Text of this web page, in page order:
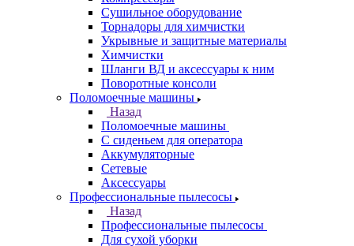
Сушильное оборудование
Торнадоры для химчистки
Укрывные и защитные материалы
Химчистки
Шланги ВД и аксессуары к ним
Поворотные консоли
Поломоечные машины
Назад
Поломоечные машины
С сиденьем для оператора
Аккумуляторные
Сетевые
Аксессуары
Профессиональные пылесосы
Назад
Профессиональные пылесосы
Для сухой уборки